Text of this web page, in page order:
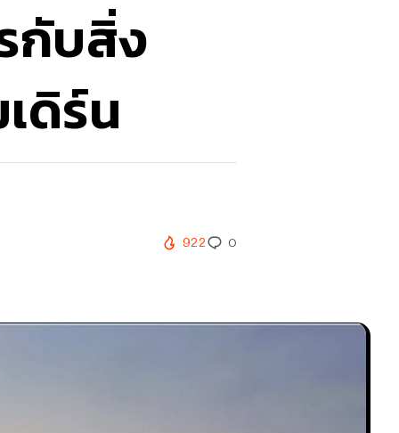
กับสิ่ง
ดิร์น
922 0